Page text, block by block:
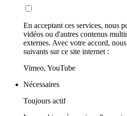
En acceptant ces services, nous
vidéos ou d'autres contenus
externes. Avec votre accord,
suivants sur ce site internet :
Vimeo, YouTube
Nécessaires
Toujours actif